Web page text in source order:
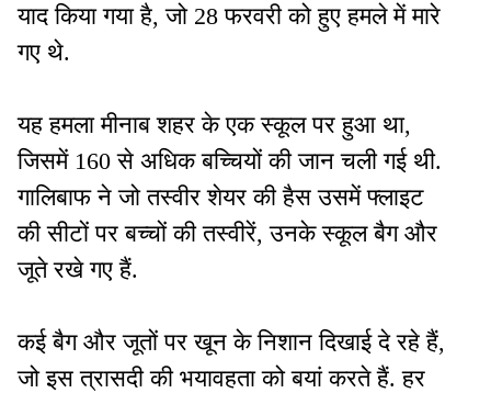
याद किया गया है, जो 28 फरवरी को हुए हमले में मारे
गए थे.
यह हमला मीनाब शहर के एक स्कूल पर हुआ था,
जिसमें 160 से अधिक बच्चियों की जान चली गई थी.
गालिबाफ ने जो तस्वीर शेयर की हैस उसमें फ्लाइट
की सीटों पर बच्चों की तस्वीरें, उनके स्कूल बैग और
जूते रखे गए हैं.
कई बैग और जूतों पर खून के निशान दिखाई दे रहे हैं,
जो इस त्रासदी की भयावहता को बयां करते हैं. हर